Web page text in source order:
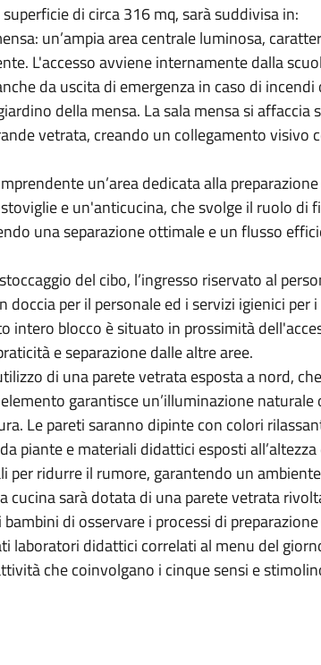
di circa 316 mq, sarà suddivisa in:
un’ampia area centrale luminosa,
L'accesso avviene internamente dalla
da uscita di emergenza in caso di incendi
della mensa. La sala mensa si affaccia
vetrata, creando un collegamento visivo
un’area dedicata alla
e un'anticucina, che svolge il ruolo di
una separazione ottimale e un flusso
del cibo, l’ingresso riservato al
doccia per il personale ed i servizi igienici per
intero blocco è situato in prossimità
e separazione dalle altre aree.
di una parete vetrata esposta a nord,
garantisce un’illuminazione
Le pareti saranno dipinte con colori
piante e materiali didattici esposti
per ridurre il rumore, garantendo un
cucina sarà dotata di una parete vetrata
di osservare i processi di
laboratori didattici correlati al menu del
che coinvolgano i cinque sensi e